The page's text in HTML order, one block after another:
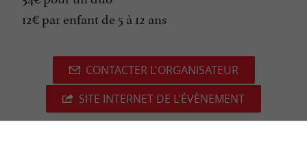
12€ par enfant de 5 à 12 ans
CONTACTER L'ORGANISATEUR
SITE INTERNET DE L'ÉVÈNEMENT